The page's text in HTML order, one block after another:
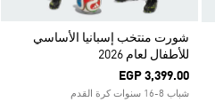
شورت منتخب إسبانيا الأساسي
للأطفال لعام 2026
EGP 3,399.00
شباب 8-16 سنوات كرة القدم